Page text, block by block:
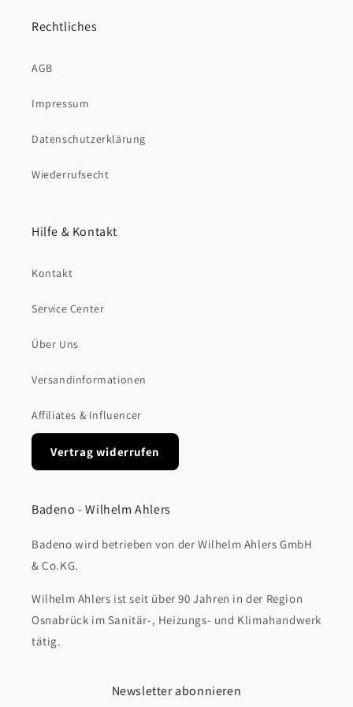
Rechtliches
AGB
Impressum
Datenschutzerklärung
Wiederrufsecht
Hilfe & Kontakt
Kontakt
Service Center
Über Uns
Versandinformationen
Affiliates & Influencer
Vertrag widerrufen
Badeno - Wilhelm Ahlers
Badeno wird betrieben von der Wilhelm Ahlers GmbH
& Co.KG.
Wilhelm Ahlers ist seit über 90 Jahren in der Region
Osnabrück im Sanitär-, Heizungs- und Klimahandwerk
tätig.
Newsletter abonnieren